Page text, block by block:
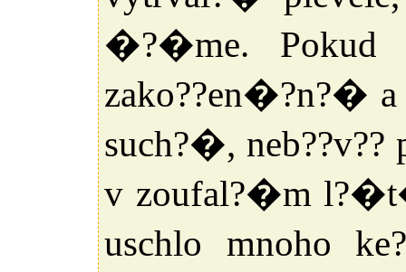
�?�me. Pokud
zako??en�?n?�
such?�, neb??v??
v zoufal?�m
uschlo mnoho